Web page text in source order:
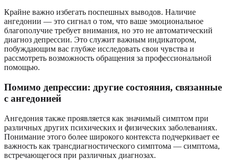
Крайне важно избегать поспешных выводов. Наличие
ангедонии — это сигнал о том, что ваше эмоциональное
благополучие требует внимания, но это не автоматический
диагноз депрессии. Это служит важным индикатором,
побуждающим вас глубже исследовать свои чувства и
рассмотреть возможность обращения за профессиональной
помощью.
Помимо депрессии: другие состояния, связанные
с ангедонией
Ангедония также проявляется как значимый симптом при
различных других психических и физических заболеваниях.
Понимание этого более широкого контекста подчеркивает ее
важность как трансдиагностического симптома — симптома,
встречающегося при различных диагнозах.